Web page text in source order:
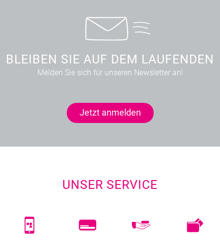
BLEIBEN SIE AUF DEM LAUFENDEN
Melden Sie sich für unseren Newsletter an!
Jetzt anmelden
UNSER SERVICE